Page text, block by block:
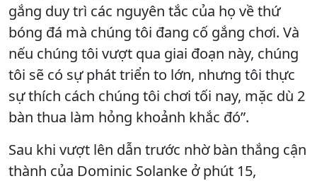
gắng duy trì các nguyên tắc của họ về thứ
bóng đá mà chúng tôi đang cố gắng chơi. Và
nếu chúng tôi vượt qua giai đoạn này, chúng
tôi sẽ có sự phát triển to lớn, nhưng tôi thực
sự thích cách chúng tôi chơi tối nay, mặc dù 2
bàn thua làm hỏng khoảnh khắc đó”.
Sau khi vượt lên dẫn trước nhờ bàn thắng cận
thành của Dominic Solanke ở phút 15,